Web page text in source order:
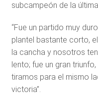
subcampeón de la
“Fue un partido muy
plantel bastante corto,
la cancha y nosotros
lento; fue un gran
tiramos para el mismo
victoria”.